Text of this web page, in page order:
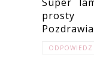
prosty
ODPOWIEDZ